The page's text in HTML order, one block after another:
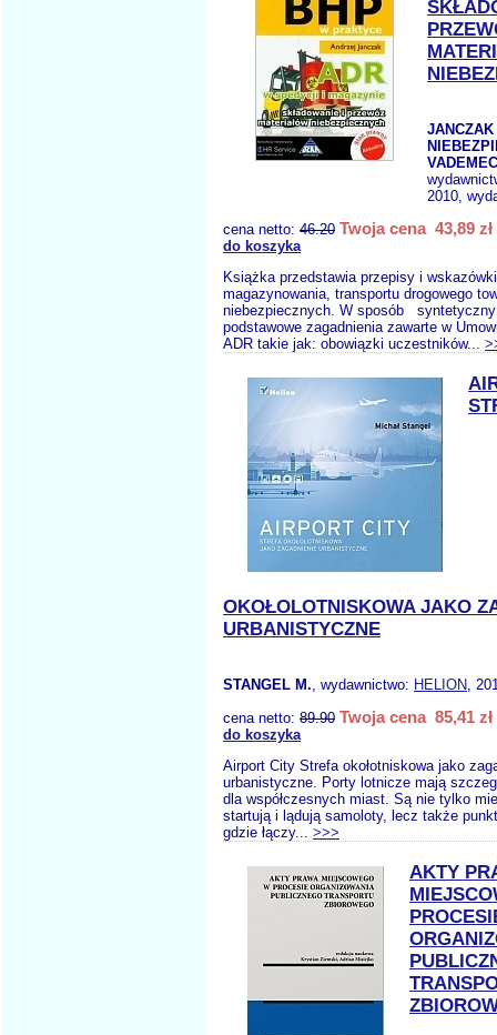
2010,
cena netto: 46.20 Twoja cena 43,89 zł
do koszyka
Książka przedstawia przepisy i
magazynowania, transportu drogowego
niebezpiecznych. W sposób syntetyczny
podstawowe zagadnienia zawarte w
ADR takie jak: obowiązki uczestników...
OKOŁOLOTNISKOWA JAKO
URBANISTYCZNE
STANGEL M., wydawnictwo: HELION,
cena netto: 89.90 Twoja cena 85,41 zł
do koszyka
Airport City Strefa okołotniskowa jako
urbanistyczne. Porty lotnicze mają
dla współczesnych miast. Są nie tylko
startują i lądują samoloty, lecz także
gdzie łączy... >>>
AKTY